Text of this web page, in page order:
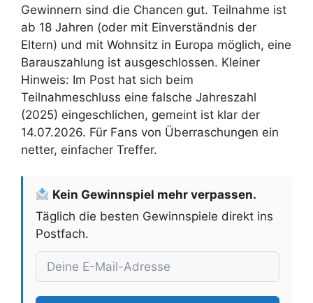
Gewinnern sind die Chancen gut. Teilnahme ist
ab 18 Jahren (oder mit Einverständnis der
Eltern) und mit Wohnsitz in Europa möglich, eine
Barauszahlung ist ausgeschlossen. Kleiner
Hinweis: Im Post hat sich beim
Teilnahmeschluss eine falsche Jahreszahl
(2025) eingeschlichen, gemeint ist klar der
14.07.2026. Für Fans von Überraschungen ein
netter, einfacher Treffer.
Kein Gewinnspiel mehr verpassen.
Täglich die besten Gewinnspiele direkt ins
Postfach.